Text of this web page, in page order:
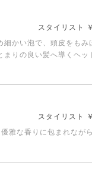
スタイリスト
かい泡で、頭皮をもみ
まりの良い髪へ導くヘッ
スタイリスト
雅な香りに包まれなが